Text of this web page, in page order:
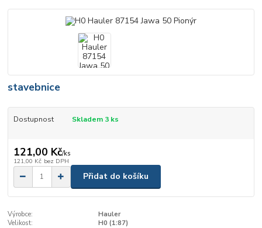
stavebnice
Dostupnost Skladem 3 ks
121,00 Kč/ks
121,00 Kč bez DPH
Přidat do košíku
Výrobce:
Hauler
Velikost:
H0 (1:87)